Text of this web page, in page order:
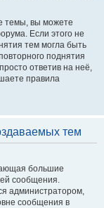
темы, вы можете
Если этого не
тем могла быть
поднятия
ответив на неё,
правила
тем
большие
сообщения.
администратором,
сообщения в